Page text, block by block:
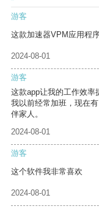
游客
这款加速器VPM应用程
2024-08-01
游客
这款app让我的工作效率
我以前经常加班，现在
伴家人。
2024-08-01
游客
这个软件我非常喜欢
2024-08-01